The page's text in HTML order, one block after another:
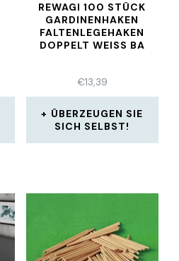
REWAGI 100 STÜCK
GARDINENHAKEN
FALTENLEGEHAKEN
DOPPELT WEISS BA
€13,39
ÜBERZEUGEN SIE
SICH SELBST!